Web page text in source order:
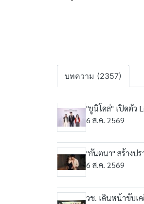
บทความ (2357)
"ยูนิโคล่" เปิดตัว
6 ส.ค. 2569
"กันตนา" สร้างปร
6 ส.ค. 2569
วช. เดินหน้าขับเ